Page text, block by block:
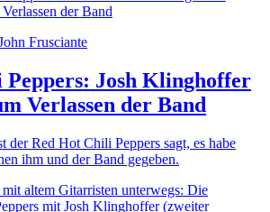
Frusciante
Josh Klinghoffer
Verlassen der Band
der Red Hot Chili Peppers sagt, es habe
ihm und der Band gegeben.